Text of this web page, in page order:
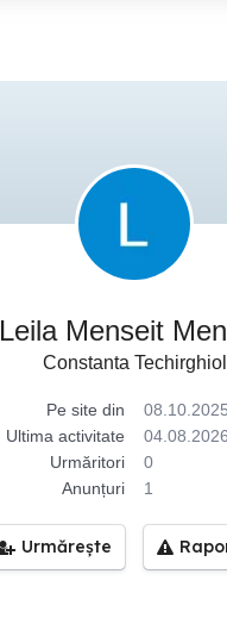
Leila Menseit
Constanta Techirghiol
Pe site din
08.10.2025
Ultima activitate
04.08.2026
Urmăritori
0
Anunțuri
1
Urmărește